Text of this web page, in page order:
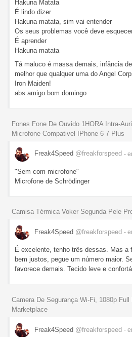
Hakuna Matata
É lindo dizer
Hakuna matata, sim vai entender
Os seus problemas você deve
É aprender
Hakuna matata
Tá maluco é massa demais, infância
melhor que qualquer uma do Angel
Iron Maiden!
abs amigo bom domingo
Fones Fone De Ouvido 1HORA Intra-
Microfone Compativel IPhone 6 7 Plus
Freak4Speed @freakforspeed -
"Sem com microfone"
Microfone de Schrödinger
Camisa Térmica Voker Segunda Pele
Freak4Speed @freakforspeed -
É excelente, tenho três dessas. Mas a
bem justos, pegue um número maior.
favorece demais. Tecido leve e
Camera De Segurança Wi-Fi, 1080p
Marketplace
Freak4Speed @freakforspeed -